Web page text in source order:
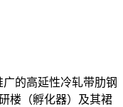
的高延性冷轧带肋钢
楼（孵化器）及其裙